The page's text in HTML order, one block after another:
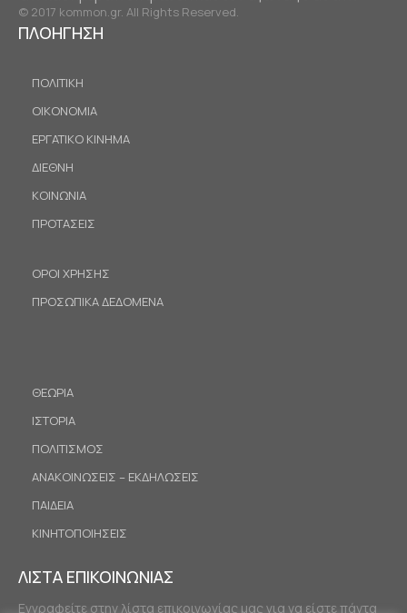
© 2017 kommon.gr. All Rights Reserved.
ΠΛΟΗΓΗΣΗ
ΠΟΛΙΤΙΚΗ
ΟΙΚΟΝΟΜΙΑ
ΕΡΓΑΤΙΚΟ ΚΙΝΗΜΑ
ΔΙΕΘΝΗ
ΚΟΙΝΩΝΙΑ
ΠΡΟΤΑΣΕΙΣ
ΟΡΟΙ ΧΡΗΣΗΣ
ΠΡΟΣΩΠΙΚΑ ΔΕΔΟΜΕΝΑ
ΘΕΩΡΙΑ
ΙΣΤΟΡΙΑ
ΠΟΛΙΤΙΣΜΟΣ
ΑΝΑΚΟΙΝΩΣΕΙΣ – ΕΚΔΗΛΩΣΕΙΣ
ΠΑΙΔΕΙΑ
ΚΙΝΗΤΟΠΟΙΗΣΕΙΣ
ΛΙΣΤΑ ΕΠΙΚΟΙΝΩΝΙΑΣ
Εγγραφείτε στην λίστα επικοινωνίας μας για να είστε πάντα